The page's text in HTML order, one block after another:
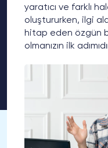
yaratıcı ve farklı
oluştururken, ilgi
hitap eden özgün
olmanızın ilk